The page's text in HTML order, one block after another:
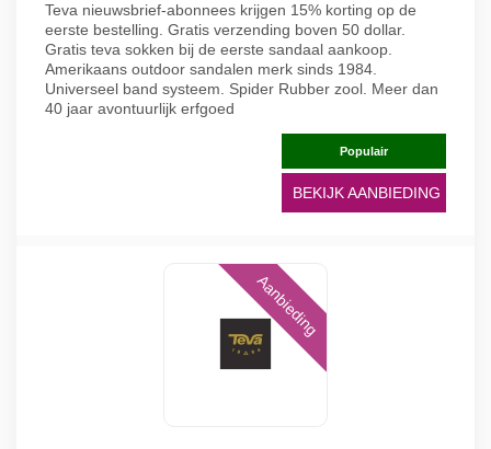
Teva nieuwsbrief-abonnees krijgen 15% korting op de
eerste bestelling. Gratis verzending boven 50 dollar.
Gratis teva sokken bij de eerste sandaal aankoop.
Amerikaans outdoor sandalen merk sinds 1984.
Universeel band systeem. Spider Rubber zool. Meer dan
40 jaar avontuurlijk erfgoed
Populair
BEKIJK AANBIEDING
Aanbieding